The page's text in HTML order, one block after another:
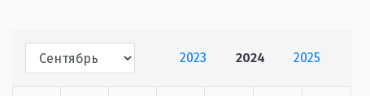
2023 2024 2025